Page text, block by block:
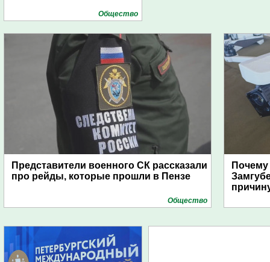
Общество
Представители военного СК рассказали
про рейды, которые прошли в Пензе
Общество